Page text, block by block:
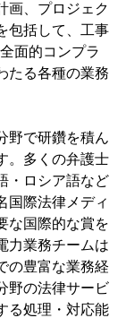
画、プロジェク
包括して、工事
面的コンプラ
たる各種の業務
野で研鑽を積ん
。多くの弁護士
・ロシア語など
国際法律メディ
な国際的な賞を
力業務チームは
の豊富な業務経
野の法律サービ
る処理・対応能